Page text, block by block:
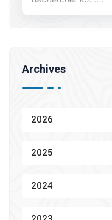
Archives
2026
2025
2024